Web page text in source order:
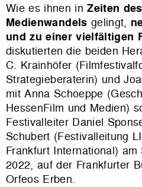
Wie es ihnen inZeiten
Medienwandels gelingt,
und zu einer vielfältigen
diskutierten die beiden
C. Krainhöfer
Strategieberaterin) und
mit Anna Schoeppe
HessenFilm und Medien)
Festivalleiter Daniel
Schubert (Festivalleitung
Frankfurt International)
2022, auf der Frankfurter
Orfeos Erben.